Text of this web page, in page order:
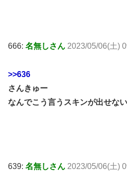
666: 名無しさん 2023/05/06(土)
>>636
さんきゅー
なんでこう言うスキンが出せな
639: 名無しさん 2023/05/06(土)